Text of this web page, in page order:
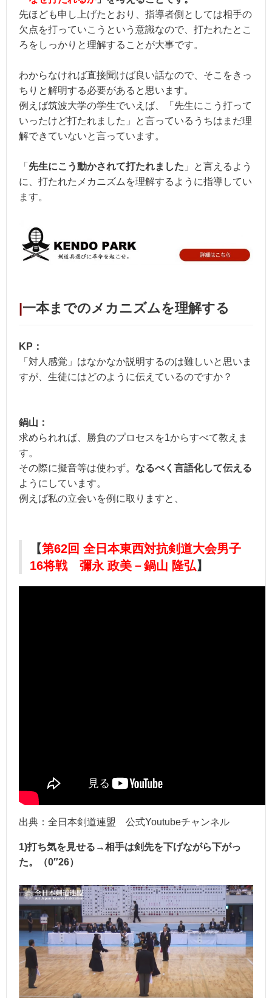
先ほども申し上げたとおり、指導者側としては相手の
欠点を打っていこうという意識なので、打たれたとこ
ろをしっかりと理解することが大事です。
わからなければ直接聞けば良い話なので、そこをきっ
ちりと解明する必要があると思います。
例えば筑波大学の学生でいえば、「先生にこう打って
いったけど打たれました」と言っているうちはまだ理
解できていないと言っています。
「 先生にこう動かされて打たれました 」と言えるよう
に、打たれたメカニズムを理解するように指導してい
ます。
|一本までのメカニズムを理解する
KP：
「対人感覚」はなかなか説明するのは難しいと思いま
すが、生徒にはどのように伝えているのですか？
鍋山：
求められれば、勝負のプロセスを1からすべて教えま
す。
その際に擬音等は使わず。 なるべく言語化して伝える
ようにしています。
例えば私の立会いを例に取りますと、
【第62回 全日本東西対抗剣道大会男子
16将戦 彌永 政美－鍋山 隆弘】
出典：全日本剣道連盟 公式Youtubeチャンネル
1)打ち気を見せる→相手は剣先を下げながら下がっ
た。（0″26）